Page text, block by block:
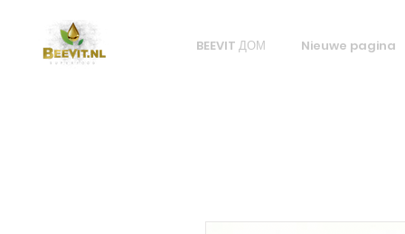
BEEVIT ДОМ Nieuwe pagina